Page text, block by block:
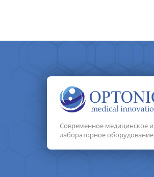
Современное медицинское и
лабораторное оборудование